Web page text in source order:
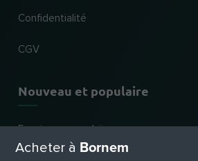
Confidentialité
CGV
Nouveau et populaire
Enseignes populaires
Acheter à Bornem